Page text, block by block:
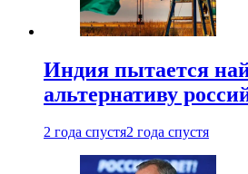
Индия пытается
альтернативу
2 года спустя2 года спустя